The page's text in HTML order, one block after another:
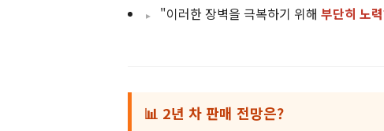
"이러한 장벽을 극복하기 위해 부단히 노
📊 2년 차 판매 전망은?